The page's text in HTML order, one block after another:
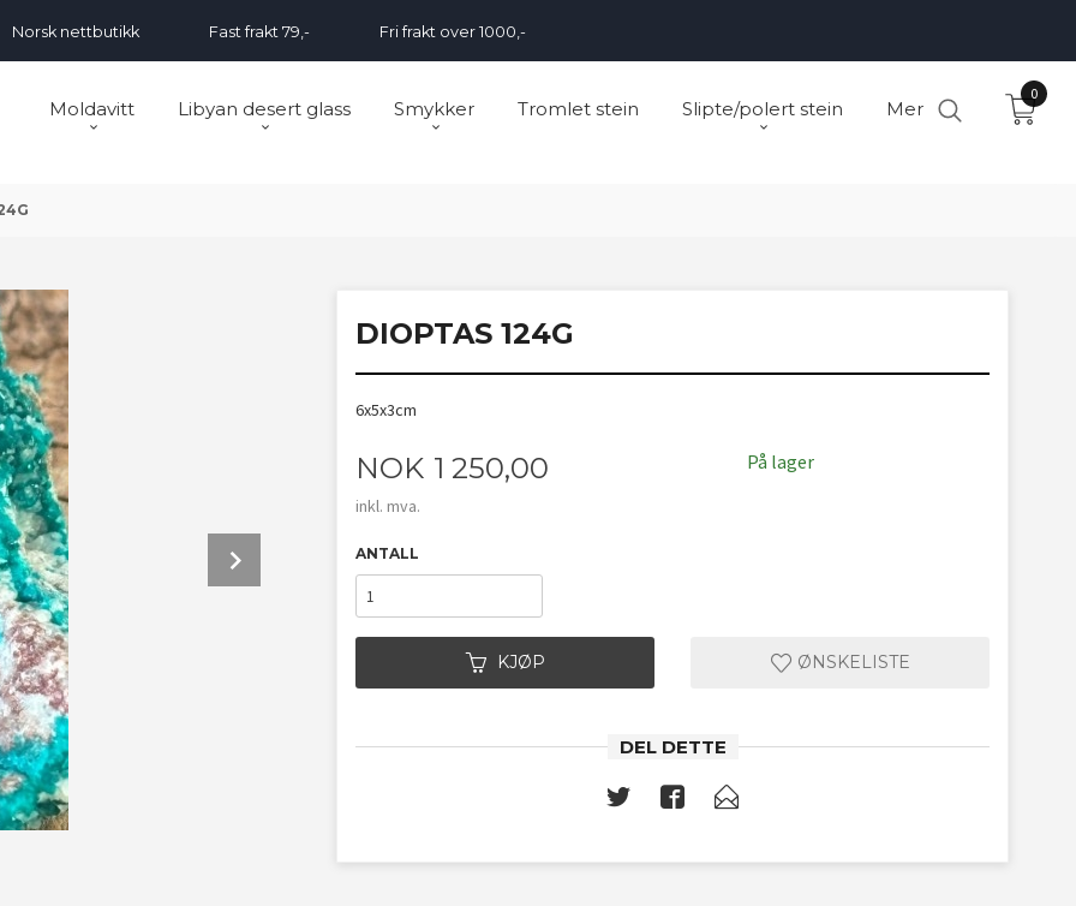
Norsk nettbutikk Fast frakt 79,- Fri frakt over 1000,-
Moldavitt Libyan desert glass Smykker Tromlet stein Slipte/polert stein Mer
0
DIOPTAS 124G
6x5x3cm
Pris
NOK 1 250,00
inkl. mva.
På lager
ANTALL
KJØP ØNSKELISTE
DEL DETTE